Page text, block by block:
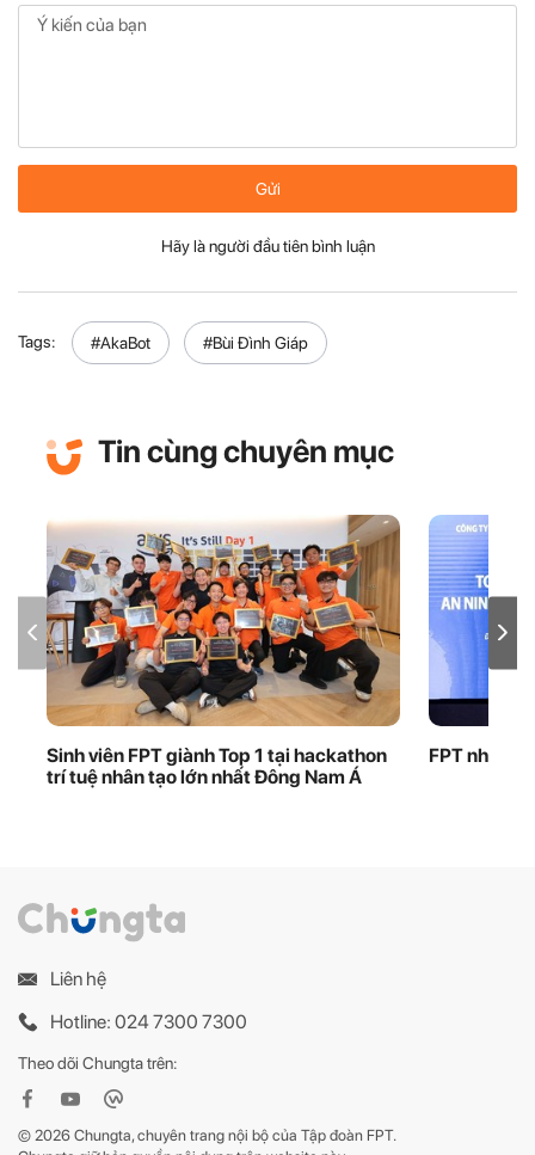
Gửi
Hãy là người đầu tiên bình luận
Tags: #AkaBot #Bùi Đình Giáp
Tin cùng chuyên mục
Sinh viên FPT giành Top 1 tại hackathon
trí tuệ nhân tạo lớn nhất Đông Nam Á
FPT nhận
Liên hệ
Hotline: 024 7300 7300
Theo dõi Chungta trên:
© 2026 Chungta, chuyên trang nội bộ của Tập đoàn FPT.